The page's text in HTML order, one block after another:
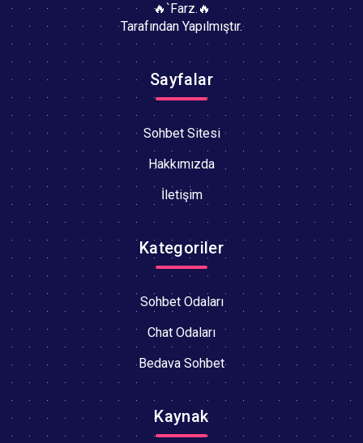
🔥`Farz.🔥
Tarafından Yapılmıştır.
Sayfalar
Sohbet Sitesi
Hakkımızda
İletişim
Kategoriler
Sohbet Odaları
Chat Odaları
Bedava Sohbet
Kaynak